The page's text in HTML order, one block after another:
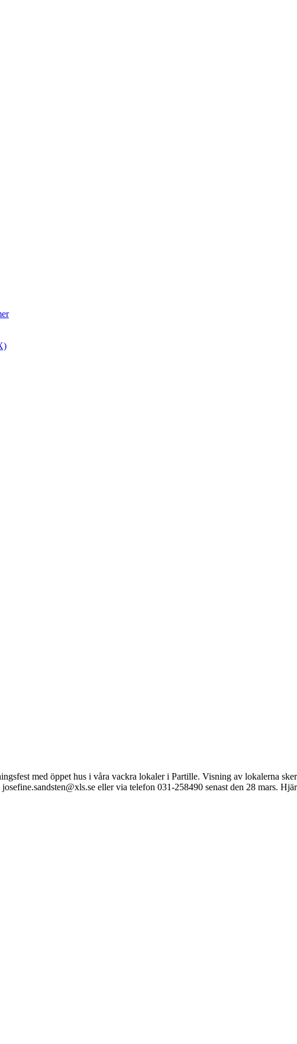
med öppet hus i våra vackra lokaler i Partille. Visning av lokalerna
eller via telefon 031-258490 senast den 28 mars.